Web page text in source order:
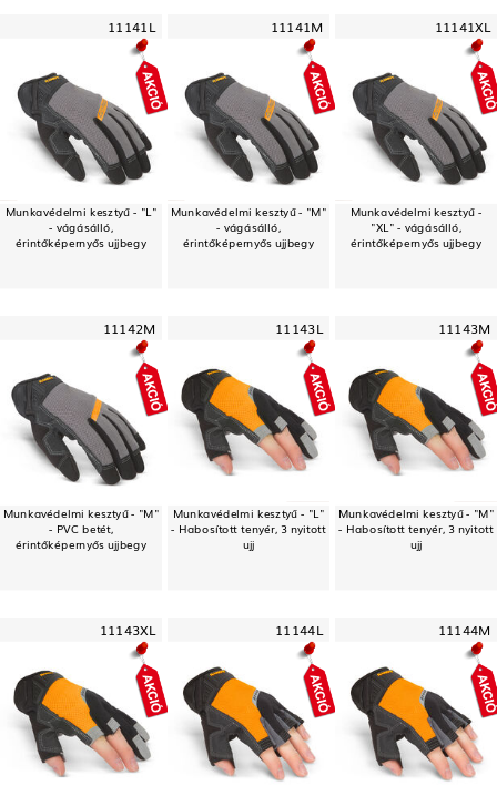
11141L
Munkavédelmi kesztyű - "L"
- vágásálló,
érintőképernyős ujjbegy
11141M
Munkavédelmi kesztyű - "M"
- vágásálló,
érintőképernyős ujjbegy
11141XL
Munkavédelmi kesztyű -
"XL" - vágásálló,
érintőképernyős ujjbegy
11142M
Munkavédelmi kesztyű - "M"
- PVC betét,
érintőképernyős ujjbegy
11143L
Munkavédelmi kesztyű - "L"
- Habosított tenyér, 3 nyitott
ujj
11143M
Munkavédelmi kesztyű - "M"
- Habosított tenyér, 3 nyitott
ujj
11143XL 11144L 11144M